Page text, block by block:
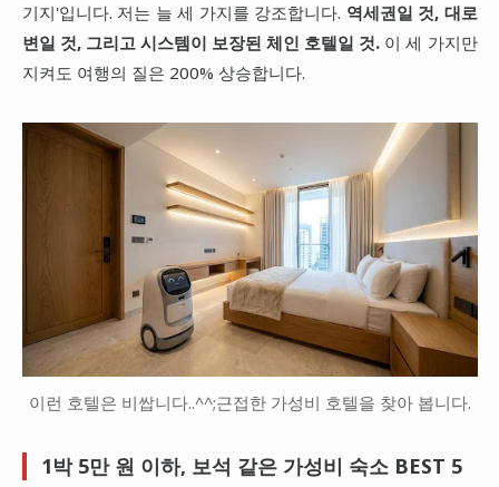
기지'입니다. 저는 늘 세 가지를 강조합니다. 역세권일 것, 대로
변일 것, 그리고 시스템이 보장된 체인 호텔일 것. 이 세 가지만
지켜도 여행의 질은 200% 상승합니다.
이런 호텔은 비쌉니다..^^;근접한 가성비 호텔을 찾아 봅니다.
1박 5만 원 이하, 보석 같은 가성비 숙소 BEST 5